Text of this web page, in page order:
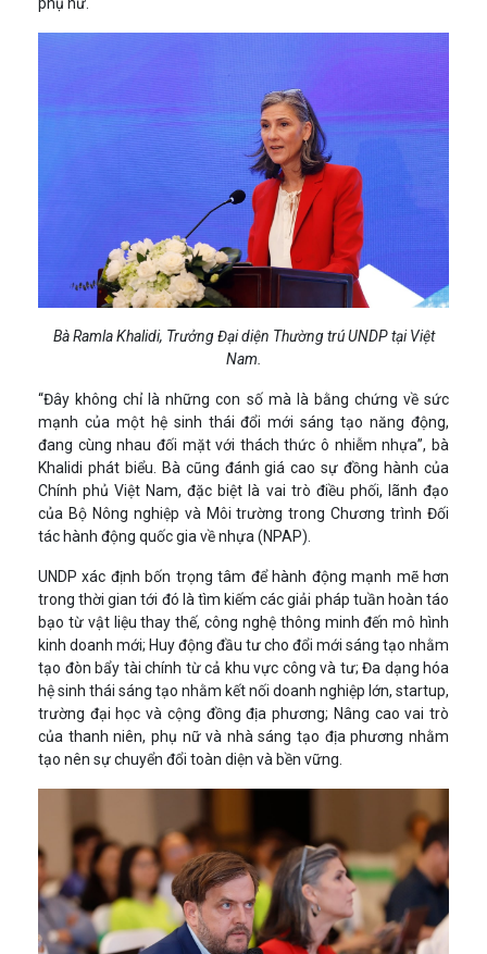
phụ nữ.
Bà Ramla Khalidi, Trưởng Đại diện Thường trú UNDP tại Việt
Nam.
“Đây không chỉ là những con số mà là bằng chứng về sức
mạnh của một hệ sinh thái đổi mới sáng tạo năng động,
đang cùng nhau đối mặt với thách thức ô nhiễm nhựa”, bà
Khalidi phát biểu. Bà cũng đánh giá cao sự đồng hành của
Chính phủ Việt Nam, đặc biệt là vai trò điều phối, lãnh đạo
của Bộ Nông nghiệp và Môi trường trong Chương trình Đối
tác hành động quốc gia về nhựa (NPAP).
UNDP xác định bốn trọng tâm để hành động mạnh mẽ hơn
trong thời gian tới đó là tìm kiếm các giải pháp tuần hoàn táo
bạo từ vật liệu thay thế, công nghệ thông minh đến mô hình
kinh doanh mới; Huy động đầu tư cho đổi mới sáng tạo nhằm
tạo đòn bẩy tài chính từ cả khu vực công và tư; Đa dạng hóa
hệ sinh thái sáng tạo nhằm kết nối doanh nghiệp lớn, startup,
trường đại học và cộng đồng địa phương; Nâng cao vai trò
của thanh niên, phụ nữ và nhà sáng tạo địa phương nhằm
tạo nên sự chuyển đổi toàn diện và bền vững.